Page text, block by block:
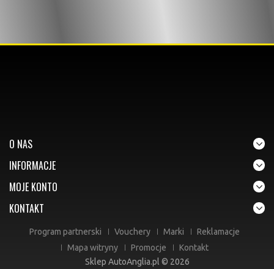
O NAS
INFORMACJE
MOJE KONTO
KONTAKT
Program partnerski Vouchery Marki
Reklamacje
Mapa witryny
Promocje
Kontakt
Sklep AutoAnglia.pl © 2026